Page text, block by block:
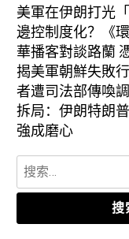
美軍在伊朗打光
邊控制度化？《
華播客對談路蘭
揭美軍朝鮮失敗
者遭司法部傳喚
拆局：伊朗特朗
強成磨心
搜
索：